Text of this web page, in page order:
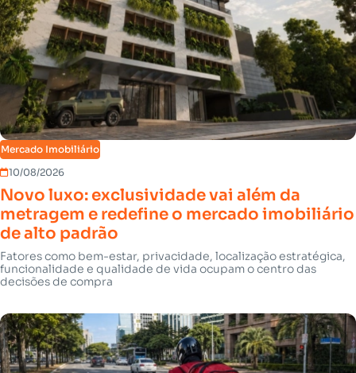
Mercado Imobiliário
10/08/2026
Novo luxo: exclusividade vai além da
metragem e redefine o mercado imobiliário
de alto padrão
Fatores como bem-estar, privacidade, localização estratégica,
funcionalidade e qualidade de vida ocupam o centro das
decisões de compra